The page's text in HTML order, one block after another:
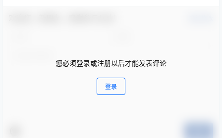
您必须登录或注册以后才能发表评论
登录